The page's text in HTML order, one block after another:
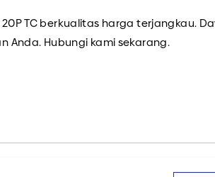
20P TC berkualitas harga terjangkau.
Anda. Hubungi kami sekarang.